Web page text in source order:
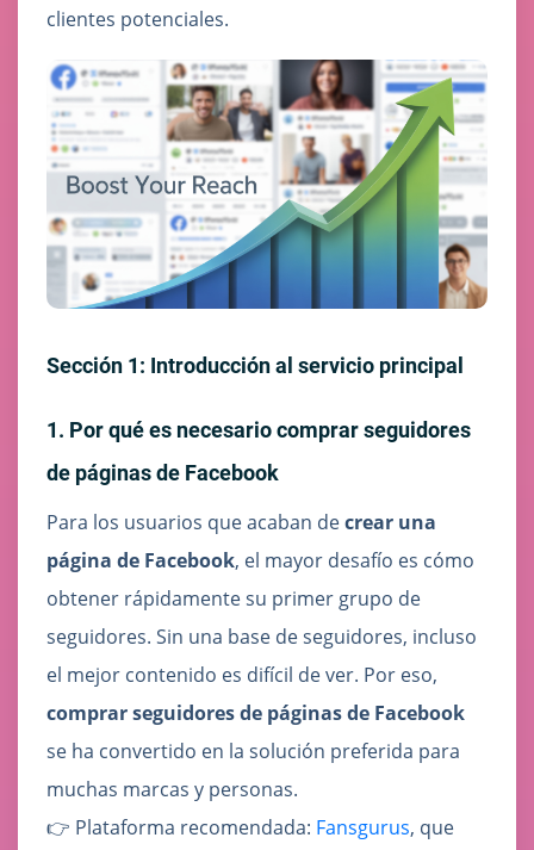
clientes potenciales.
Sección 1: Introducción al servicio principal
1. Por qué es necesario comprar seguidores
de páginas de Facebook
Para los usuarios que acaban decrear una
página de Facebook, el mayor desafío es cómo
obtener rápidamente su primer grupo de
seguidores. Sin una base de seguidores, incluso
el mejor contenido es difícil de ver. Por eso,
comprar seguidores de páginas de Facebook
se ha convertido en la solución preferida para
muchas marcas y personas.
👉 Plataforma recomendada: Fansgurus, que